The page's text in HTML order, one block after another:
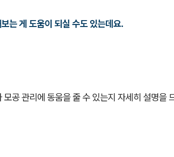
는 게 도움이 되실 수도 있는데요.
공 관리에 동움을 줄 수 있는지 자세히 설명을